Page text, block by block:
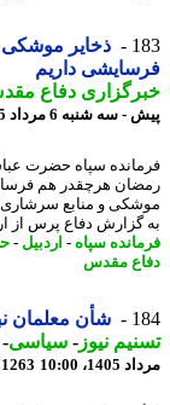
ذخایر موشکی
داریم
دفاع مقدس-
شنبه 6 مرداد 1405، 10:00
سپاه حضرت عباس
هرچقدر هم فرسایشی
دفاع پرس از
سپاه-اردبیل -
مقدس
شأن معلمان
نیوز-سیاسی-
10:00